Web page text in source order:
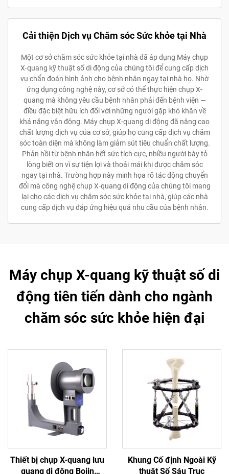
Cải thiện Dịch vụ Chăm sóc Sức khỏe tại Nhà
Một cơ sở chăm sóc sức khỏe tại nhà đã áp dụng Máy chụp
X-quang kỹ thuật số di động của chúng tôi để cung cấp dịch
vụ chẩn đoán hình ảnh cho bệnh nhân ngay tại nhà họ. Nhờ
ứng dụng công nghệ này, cơ sở có thể thực hiện chụp X-
quang mà không yêu cầu bệnh nhân phải đến bệnh viện —
điều đặc biệt hữu ích đối với những người gặp khó khăn về
khả năng vận động. Máy chụp X-quang di động đã nâng cao
chất lượng dịch vụ của cơ sở, giúp họ cung cấp dịch vụ chăm
sóc toàn diện mà không làm giảm sút tiêu chuẩn chất lượng.
Phản hồi từ bệnh nhân hết sức tích cực, nhiều người bày tỏ
lòng biết ơn vì sự tiện lợi và thoải mái khi được chăm sóc
ngay tại nhà. Trường hợp này minh họa rõ tác động chuyển
đổi mà công nghệ chụp X-quang di động của chúng tôi mang
lại cho các dịch vụ chăm sóc sức khỏe tại nhà, giúp các nhà
cung cấp dịch vụ đáp ứng hiệu quả nhu cầu của bệnh nhân.
Máy chụp X-quang kỹ thuật số di
động tiên tiến dành cho ngành
chăm sóc sức khỏe hiện đại
Thiết bị chụp X-quang lưu
quang di động Bojin
Khung Cố định Ngoài Kỹ
thuật Số Sáu Trục